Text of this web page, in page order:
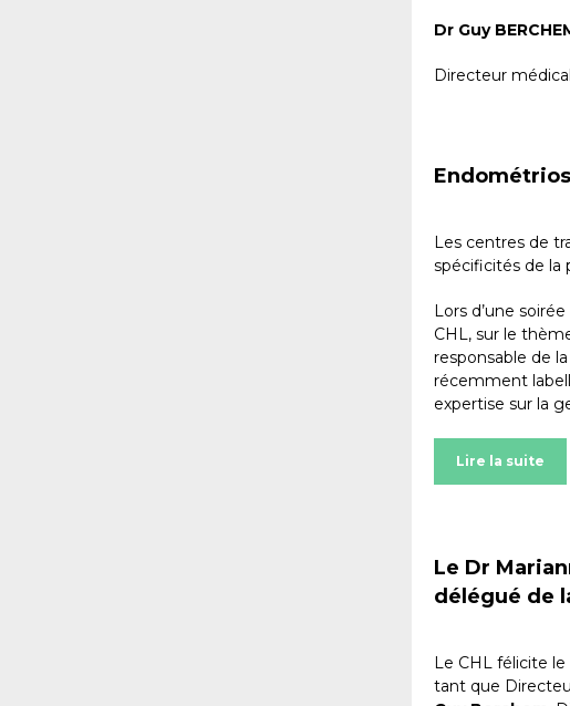
Dr Guy
Directeur
Les centres de
spécificités de la
Lors d’une
CHL, sur le
responsable de
récemment
expertise sur la
Lire la suite
Le Dr
délégué de
Le CHL félicite le
tant que